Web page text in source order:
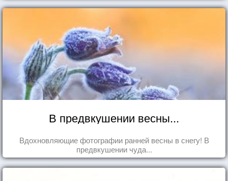
В предвкушении весны...
Вдохновляющие фотографии ранней весны в снегу! В
предвкушении чуда...